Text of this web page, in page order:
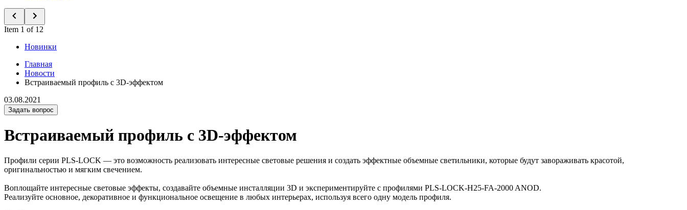
Item 1 of 12
Новинки
Главная
Новости
Встраиваемый профиль с 3D-эффектом
03.08.2021
Задать вопрос
Встраиваемый профиль с 3D-эффектом
Профили серии PLS-LOCK — это возможность реализовать интересные световые решения и создать эффектные объемные светильники, которые будут завораживать красотой,
оригинальностью и мягким свечением.
Воплощайте интересные световые эффекты, создавайте объемные инсталляции 3D и экспериментируйте с профилями PLS-LOCK-H25-FA-2000 ANOD.
Реализуйте основное, декоративное и функциональное освещение в любых интерьерах, используя всего одну модель профиля.